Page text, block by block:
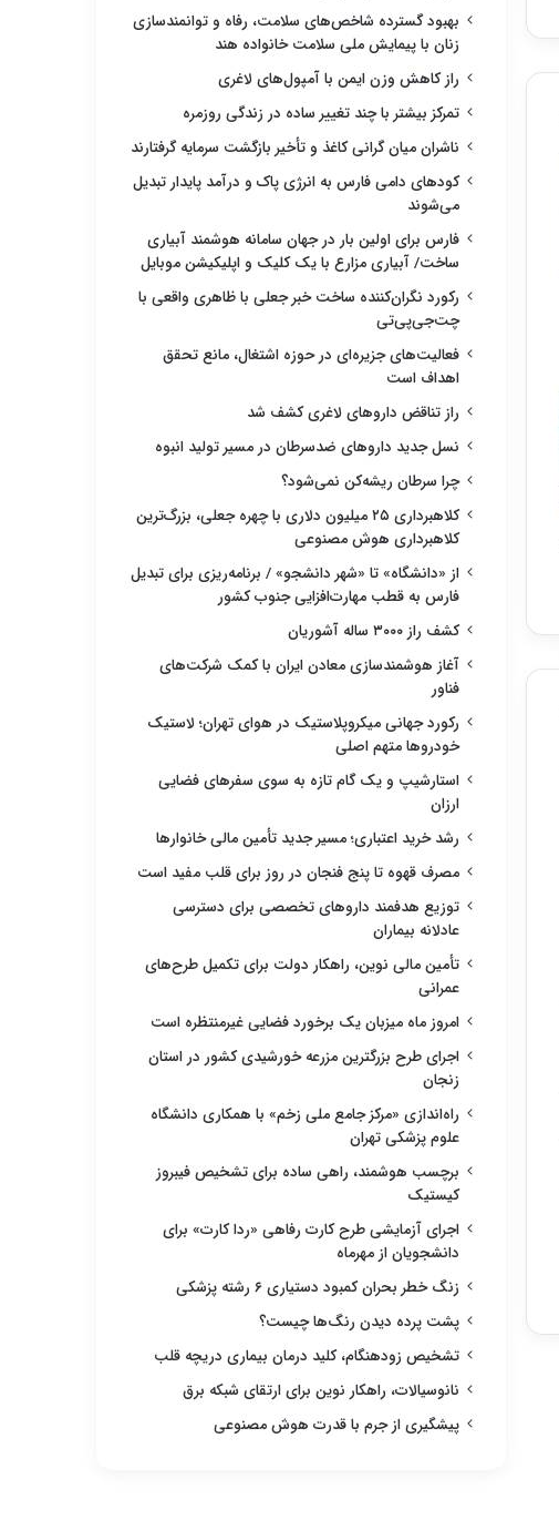
بهبود گسترده شاخص‌های سلامت، رفاه و توانمندسازی
زنان با پیمایش ملی سلامت خانواده هند
راز کاهش وزن ایمن با آمپول‌های لاغری
تمرکز بیشتر با چند تغییر ساده در زندگی روزمره
ناشران میان گرانی کاغذ و تأخیر بازگشت سرمایه گرفتارند
کودهای دامی فارس به انرژی پاک و درآمد پایدار تبدیل
می‌شوند
فارس برای اولین بار در جهان سامانه هوشمند آبیاری
ساخت/ آبیاری مزارع با یک کلیک و اپلیکیشن موبایل
رکورد نگران‌کننده ساخت خبر جعلی با ظاهری واقعی با
چت‌جی‌پی‌تی
فعالیت‌های جزیره‌ای در حوزه اشتغال، مانع تحقق
اهداف است
راز تناقض داروهای لاغری کشف شد
نسل جدید داروهای ضدسرطان در مسیر تولید انبوه
چرا سرطان ریشه‌کن نمی‌شود؟
کلاهبرداری ۲۵ میلیون دلاری با چهره جعلی، بزرگ‌ترین
کلاهبرداری هوش مصنوعی
از «دانشگاه» تا «شهر دانشجو» / برنامه‌ریزی برای تبدیل
فارس به قطب مهارت‌افزایی جنوب کشور
کشف راز ۳۰۰۰ ساله آشوریان
آغاز هوشمندسازی معادن ایران با کمک شرکت‌های
فناور
رکورد جهانی میکروپلاستیک در هوای تهران؛ لاستیک
خودروها متهم اصلی
استارشیپ و یک گام تازه به سوی سفرهای فضایی
ارزان
رشد خرید اعتباری؛ مسیر جدید تأمین مالی خانوارها
مصرف قهوه تا پنج فنجان در روز برای قلب مفید است
توزیع هدفمند داروهای تخصصی برای دسترسی
عادلانه بیماران
تأمین مالی نوین، راهکار دولت برای تکمیل طرح‌های
عمرانی
امروز ماه میزبان یک برخورد فضایی غیرمنتظره است
اجرای طرح بزرگترین مزرعه خورشیدی کشور در استان
زنجان
راه‌اندازی «مرکز جامع ملی زخم» با همکاری دانشگاه
علوم پزشکی تهران
برچسب هوشمند، راهی ساده برای تشخیص فیبروز
کیستیک
اجرای آزمایشی طرح کارت رفاهی «ردا کارت» برای
دانشجویان از مهرماه
زنگ خطر بحران کمبود دستیاری ۶ رشته پزشکی
پشت پرده دیدن رنگ‌ها چیست؟
تشخیص زودهنگام، کلید درمان بیماری دریچه قلب
نانوسیالات، راهکار نوین برای ارتقای شبکه برق
پیشگیری از جرم با قدرت هوش مصنوعی